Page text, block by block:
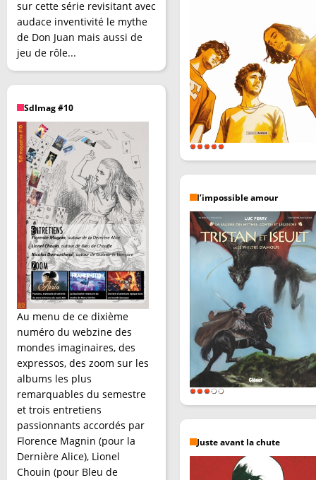
sur cette série revisitant avec
audace inventivité le mythe
de Don Juan mais aussi de
jeu de rôle...
SdImag #10
Au menu de ce dixième
numéro du webzine des
mondes imaginaires, des
expressos, des zoom sur les
albums les plus
remarquables du semestre
et trois entretiens
passionnants accordés par
Florence Magnin (pour la
Dernière Alice), Lionel
Chouin (pour Bleu de
l’impossible amour
Juste avant la chute